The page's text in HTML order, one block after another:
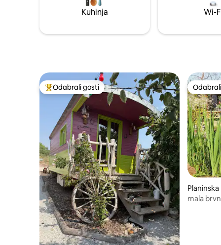
šećer -
Kuhinja Wi-
Među najviše rangiranima s oznakom „Odabrali gosti”
Odabrali gosti
mala